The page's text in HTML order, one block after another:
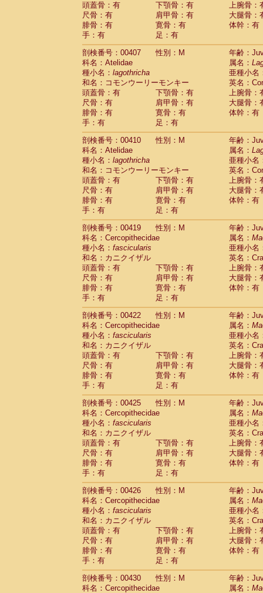
頭蓋骨：有
下顎骨：有
上腕骨：
尺骨：有
肩甲骨：有
大腿骨：
腓骨：有
寛骨：有
体幹：有
手：有
足：有
剖検番号：00407
性別：M
年齢：
科名：Atelidae
属名：
種小名： lagothricha
亜種小名
和名：コモンウーリーモンキー
英名：
頭蓋骨：有
下顎骨：有
上腕骨：
尺骨：有
肩甲骨：有
大腿骨：
腓骨：有
寛骨：有
体幹：有
手：有
足：有
剖検番号：00410
性別：M
年齢：
科名：Atelidae
属名：
種小名： lagothricha
亜種小名
和名：コモンウーリーモンキー
英名：
頭蓋骨：有
下顎骨：有
上腕骨：
尺骨：有
肩甲骨：有
大腿骨：
腓骨：有
寛骨：有
体幹：有
手：有
足：有
剖検番号：00419
性別：M
年齢：
科名：Cercopithecidae
属名：
種小名： fascicularis
亜種小名
和名：カニクイザル
英名：
頭蓋骨：有
下顎骨：有
上腕骨：
尺骨：有
肩甲骨：有
大腿骨：
腓骨：有
寛骨：有
体幹：有
手：有
足：有
剖検番号：00422
性別：M
年齢：
科名：Cercopithecidae
属名：
種小名： fascicularis
亜種小名
和名：カニクイザル
英名：
頭蓋骨：有
下顎骨：有
上腕骨：
尺骨：有
肩甲骨：有
大腿骨：
腓骨：有
寛骨：有
体幹：有
手：有
足：有
剖検番号：00425
性別：M
年齢：
科名：Cercopithecidae
属名：
種小名： fascicularis
亜種小名
和名：カニクイザル
英名：
頭蓋骨：有
下顎骨：有
上腕骨：
尺骨：有
肩甲骨：有
大腿骨：
腓骨：有
寛骨：有
体幹：有
手：有
足：有
剖検番号：00426
性別：M
年齢：
科名：Cercopithecidae
属名：
種小名： fascicularis
亜種小名
和名：カニクイザル
英名：
頭蓋骨：有
下顎骨：有
上腕骨：
尺骨：有
肩甲骨：有
大腿骨：
腓骨：有
寛骨：有
体幹：有
手：有
足：有
剖検番号：00430
性別：M
年齢：
科名：Cercopithecidae
属名：